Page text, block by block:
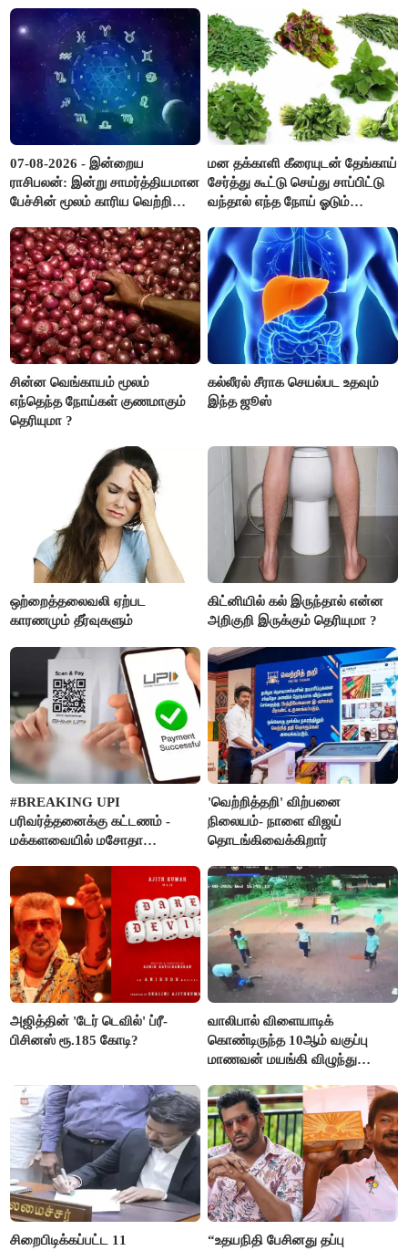
07-08-2026 - இன்றைய
ராசிபலன்: இன்று சாமர்த்தியமான
பேச்சின் மூலம் காரிய வெற்றி
பொறுப்புகளை ஒப்படைப்பதில்
கவனம் தேவை..!
மன தக்காளி கீரையுடன் தேங்காய்
சேர்த்து கூட்டு செய்து சாப்பிட்டு
வந்தால் எந்த நோய் ஓடும்
சின்ன வெங்காயம் மூலம்
எந்தெந்த நோய்கள் குணமாகும்
தெரியுமா ?
கல்லீரல் சீராக செயல்பட உதவும்
இந்த ஜூஸ்
ஒற்றைத்தலைவலி ஏற்பட
காரணமும் தீர்வுகளும்
கிட்னியில் கல் இருந்தால் என்ன
அறிகுறி இருக்கும் தெரியுமா ?
#BREAKING UPI
பரிவர்த்தனைக்கு கட்டணம் -
மக்களவையில் மசோதா
'வெற்றித்தறி' விற்பனை
நிலையம்- நாளை விஜய்
தொடங்கிவைக்கிறார்
அஜித்தின் 'டேர் டெவில்' ப்ரீ-
பிசினஸ் ரூ.185 கோடி?
வாலிபால் விளையாடிக்
கொண்டிருந்த 10ஆம் வகுப்பு
மாணவன் மயங்கி விழுந்து
சிறைபிடிக்கப்பட்ட 11
“உதயநிதி பேசினது தப்பு